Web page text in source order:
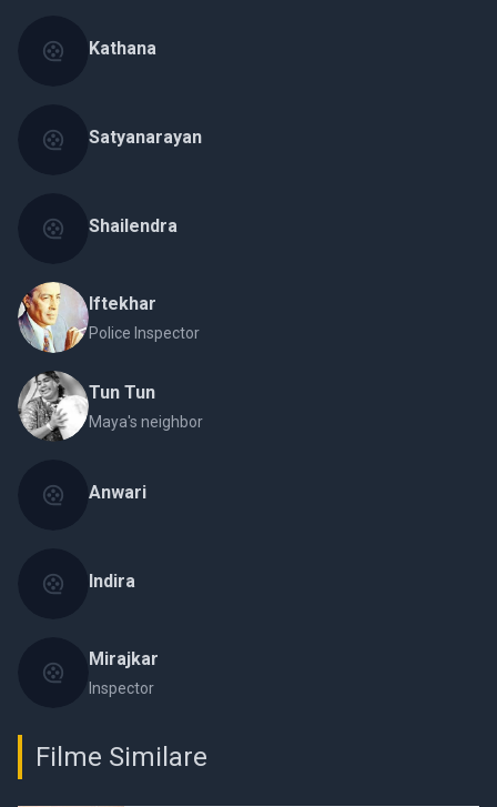
Kathana
Satyanarayan
Shailendra
Iftekhar
Police Inspector
Tun Tun
Maya's neighbor
Anwari
Indira
Mirajkar
Inspector
Filme Similare